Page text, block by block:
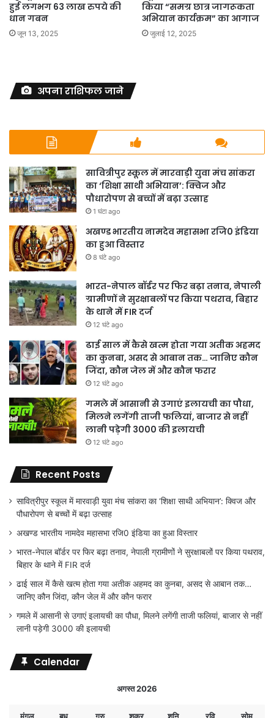
हुई लगभग 63 लाख रुपये की
धान गबन
जून 13, 2025
किया “समग्र छात्र जागरूकता
अभियान कार्यक्रम” का आगाज
जुलाई 12, 2025
अपना राशिफल जाने
सावित्रीपुर स्कूल में मारवाड़ी युवा मंच सांकरा
का ‘शिक्षा साथी अभियान’: क्विज और
पौधारोपण से बच्चों में बढ़ा उत्साह
1 घंटा ago
अखण्ड भारतीय नामदेव महासभा रजि0 इंडिया
का हुआ विस्तार
8 घंटे ago
भारत-नेपाल बॉर्डर पर फिर बढ़ा तनाव, नेपाली
ग्रामीणों ने सुरक्षाबलों पर किया पथराव, बिहार
के थाने में FIR दर्ज
12 घंटे ago
ढाई साल में कैसे खत्म होता गया अतीक अहमद
का कुनबा, असद से आबान तक… जानिए कौन
जिंदा, कौन जेल में और कौन फरार
12 घंटे ago
गमले में आसानी से उगाएं इलायची का पौधा,
मिलने लगेंगी ताजी फलियां, बाजार से नहीं
लानी पड़ेगी 3000 की इलायची
12 घंटे ago
Recent Posts
सावित्रीपुर स्कूल में मारवाड़ी युवा मंच सांकरा का ‘शिक्षा साथी अभियान’: क्विज और
पौधारोपण से बच्चों में बढ़ा उत्साह
अखण्ड भारतीय नामदेव महासभा रजि0 इंडिया का हुआ विस्तार
भारत-नेपाल बॉर्डर पर फिर बढ़ा तनाव, नेपाली ग्रामीणों ने सुरक्षाबलों पर किया पथराव,
बिहार के थाने में FIR दर्ज
ढाई साल में कैसे खत्म होता गया अतीक अहमद का कुनबा, असद से आबान तक…
जानिए कौन जिंदा, कौन जेल में और कौन फरार
गमले में आसानी से उगाएं इलायची का पौधा, मिलने लगेंगी ताजी फलियां, बाजार से नहीं
लानी पड़ेगी 3000 की इलायची
Calendar
अगस्त 2026
मंगल बुध गुरु शुक्र शनि रवि सोम